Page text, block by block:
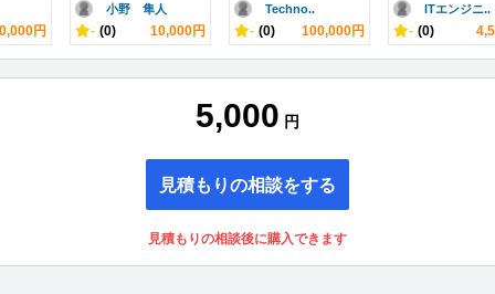
円
小野 隼人
- (0) 10,000円
Techno..
- (0) 100,000円
ITエンジニ..
- (0)
5,000 円
見積もりの相談をする
見積もりの相談後に購入できます